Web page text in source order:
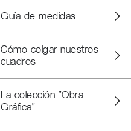
Guía de medidas
Cómo colgar nuestros
cuadros
La colección "Obra
Gráfica"